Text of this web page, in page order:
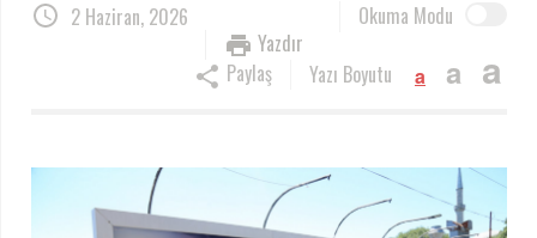
2 Haziran, 2026
Okuma Modu
Yazdır
Yazı Boyutu
a a a
Paylaş